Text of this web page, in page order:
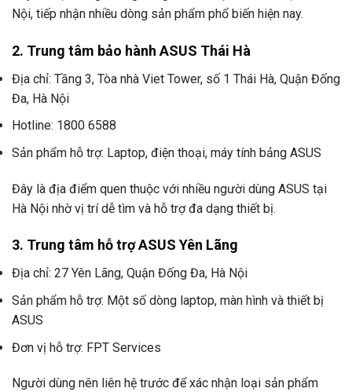
Nội, tiếp nhận nhiều dòng sản phẩm phổ biến hiện nay.
2. Trung tâm bảo hành ASUS Thái Hà
Địa chỉ: Tầng 3, Tòa nhà Viet Tower, số 1 Thái Hà, Quận Đống
Đa, Hà Nội
Hotline: 1800 6588
Sản phẩm hỗ trợ: Laptop, điện thoại, máy tính bảng ASUS
Đây là địa điểm quen thuộc với nhiều người dùng ASUS tại
Hà Nội nhờ vị trí dễ tìm và hỗ trợ đa dạng thiết bị.
3. Trung tâm hỗ trợ ASUS Yên Lãng
Địa chỉ: 27 Yên Lãng, Quận Đống Đa, Hà Nội
Sản phẩm hỗ trợ: Một số dòng laptop, màn hình và thiết bị
ASUS
Đơn vị hỗ trợ: FPT Services
Người dùng nên liên hệ trước để xác nhận loại sản phẩm